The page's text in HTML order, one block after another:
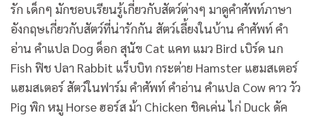
รัก เด็กๆ มักชอบเรียนรู้เกี่ยวกับสัตว์ต่างๆ มาดูคำศัพท์ภาษา
อังกฤษเกี่ยวกับสัตว์ที่น่ารักกัน สัตว์เลี้ยงในบ้าน คำศัพท์ คำ
อ่าน คำแปล Dog ด็อก สุนัข Cat แคท แมว Bird เบิร์ด นก
Fish ฟิช ปลา Rabbit แร็บบิท กระต่าย Hamster แฮมสเตอร์
แฮมสเตอร์ สัตว์ในฟาร์ม คำศัพท์ คำอ่าน คำแปล Cow คาว วัว
Pig พิก หมู Horse ฮอร์ส ม้า Chicken ชิคเค่น ไก่ Duck ดัค